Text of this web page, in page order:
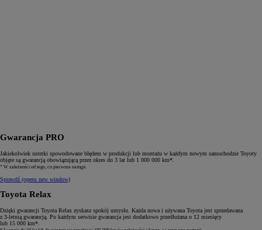
Gwarancja PRO
Jakiekolwiek usterki spowodowane błędem w produkcji lub montażu w każdym nowym samochodzie Toyoty
objęte są gwarancją obowiązującą przez okres do 3 lat lub 1 000 000 km*.
* W zależności od tego, co pierwsze nastąpi.
Sprawdź (opens new window)
Toyota Relax
Dzięki gwarancji Toyota Relax zyskasz spokój umysłu. Każda nowa i używana Toyota jest sprzedawana
z 3‑letnią gwarancją. Po każdym serwisie gwarancja jest dodatkowo przedłużana o 12 miesięcy
lub 15 000 km*.